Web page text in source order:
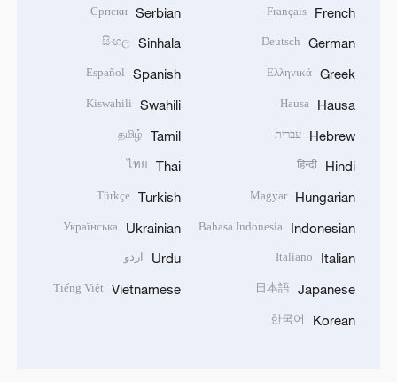
French
Français
German
Deutsch
Greek
Ελληνικά
Hausa
Hausa
Hebrew עברית
Hindi
हिन्दी
Hungarian
Magyar
Indonesian
Bahasa Indonesia
Italian
Italiano
Japanese
日本語
Korean
한국어
Serbian
Српски
Sinhala
සිංහල
Spanish
Español
Swahili
Kiswahili
Tamil
தமிழ்
Thai
ไทย
Turkish
Türkçe
Ukrainian
Українська
Urdu اردو
Vietnamese
Tiếng Việt